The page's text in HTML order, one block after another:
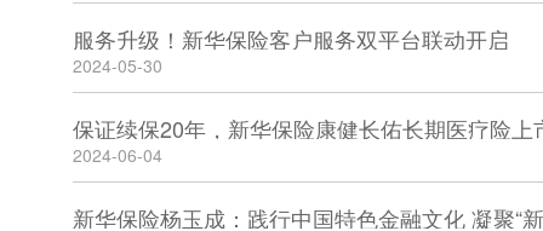
服务升级！新华保险客户服务双平台联动开启
2024-05-30
保证续保20年，新华保险康健长佑长期医疗险上
2024-06-04
新华保险杨玉成：践行中国特色金融文化 凝聚“